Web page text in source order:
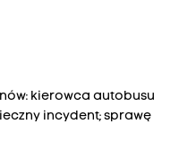
kierowca autobusu
incydent; sprawę